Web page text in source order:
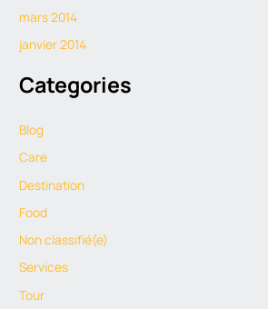
mars 2014
janvier 2014
Categories
Blog
Care
Destination
Food
Non classifié(e)
Services
Tour